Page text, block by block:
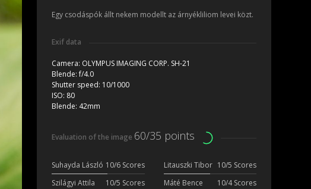
Egy csodáspók állt nekem modellt az árnyékliliom levei közt.
Exif data
Camera: OLYMPUS IMAGING CORP. SH-21
Blende:f/4.0
Shutter speed: 10/1000
ISO: 80
Blende: 42mm
Evaluation of the image 60/35 points
Suhayda László 10/6 Scores Litauszki Tibor 10/5 Scores
Szilágyi Attila
10/5 Scores Máté Bence
10/4 Scores